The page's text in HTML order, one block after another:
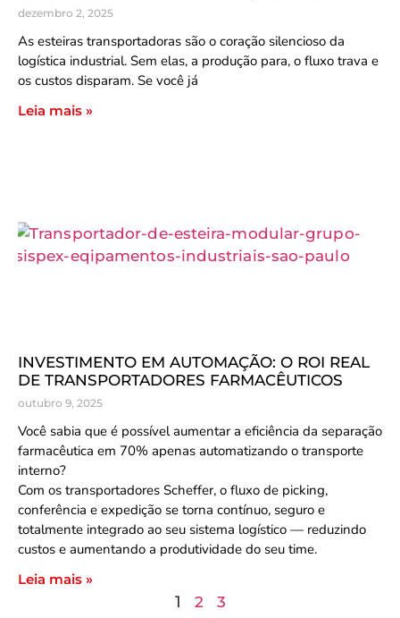
dezembro 2, 2025
As esteiras transportadoras são o coração silencioso da
logística industrial. Sem elas, a produção para, o fluxo trava e
os custos disparam. Se você já
Leia mais »
INVESTIMENTO EM AUTOMAÇÃO: O ROI REAL
DE TRANSPORTADORES FARMACÊUTICOS
outubro 9, 2025
Você sabia que é possível aumentar a eficiência da separação
farmacêutica em 70% apenas automatizando o transporte
interno?
Com os transportadores Scheffer, o fluxo de picking,
conferência e expedição se torna contínuo, seguro e
totalmente integrado ao seu sistema logístico — reduzindo
custos e aumentando a produtividade do seu time.
Leia mais »
1 2 3